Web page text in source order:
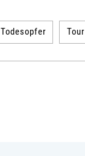
Todesopfer Tour